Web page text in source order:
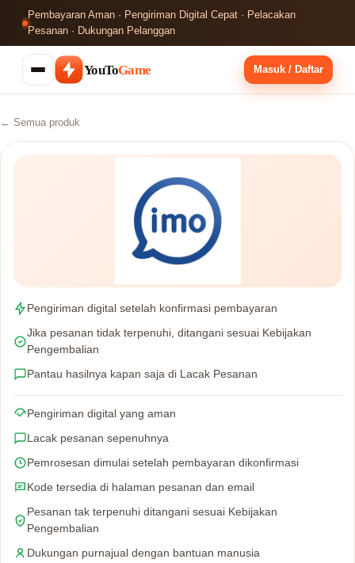
Pembayaran Aman · Pengiriman Digital Cepat · Pelacakan
Pesanan · Dukungan Pelanggan
YouToGame Masuk / Daftar
← Semua produk
Pengiriman digital setelah konfirmasi pembayaran
Jika pesanan tidak terpenuhi, ditangani sesuai Kebijakan
Pengembalian
Pantau hasilnya kapan saja di Lacak Pesanan
Pengiriman digital yang aman
Lacak pesanan sepenuhnya
Pemrosesan dimulai setelah pembayaran dikonfirmasi
Kode tersedia di halaman pesanan dan email
Pesanan tak terpenuhi ditangani sesuai Kebijakan
Pengembalian
Dukungan purnajual dengan bantuan manusia